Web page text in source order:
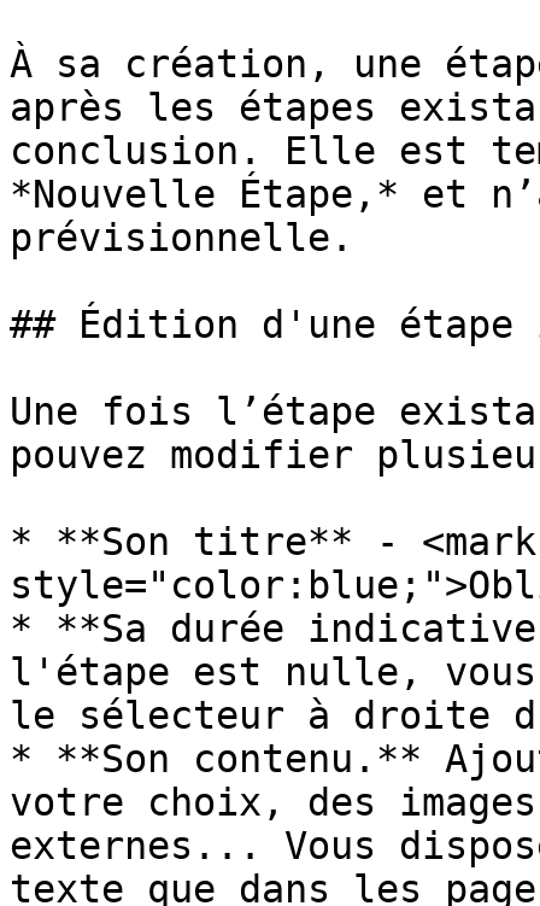
À sa création, une
après les étapes
conclusion. Elle est
*Nouvelle Étape,* et
prévisionnelle.
## Édition d'une étape
Une fois l’étape
pouvez modifier
* **Son titre** - <mark
* **Sa durée
l'étape est nulle, vous
le sélecteur à droite
* **Son contenu.**
votre choix, des
externes... Vous
texte que dans les